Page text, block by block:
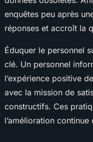
enquêtes peu après
réponses et accroît la
Éduquer le personnel
clé. Un personnel
l’expérience positive
avec la mission de
constructifs. Ces
l’amélioration